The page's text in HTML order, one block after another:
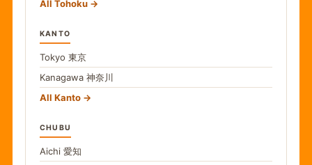
All Tohoku
KANTO
Tokyo 東京
Kanagawa 神奈川
All Kanto
CHUBU
Aichi 愛知